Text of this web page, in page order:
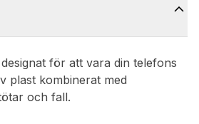
för att vara din telefons
plast kombinerat med
och fall.